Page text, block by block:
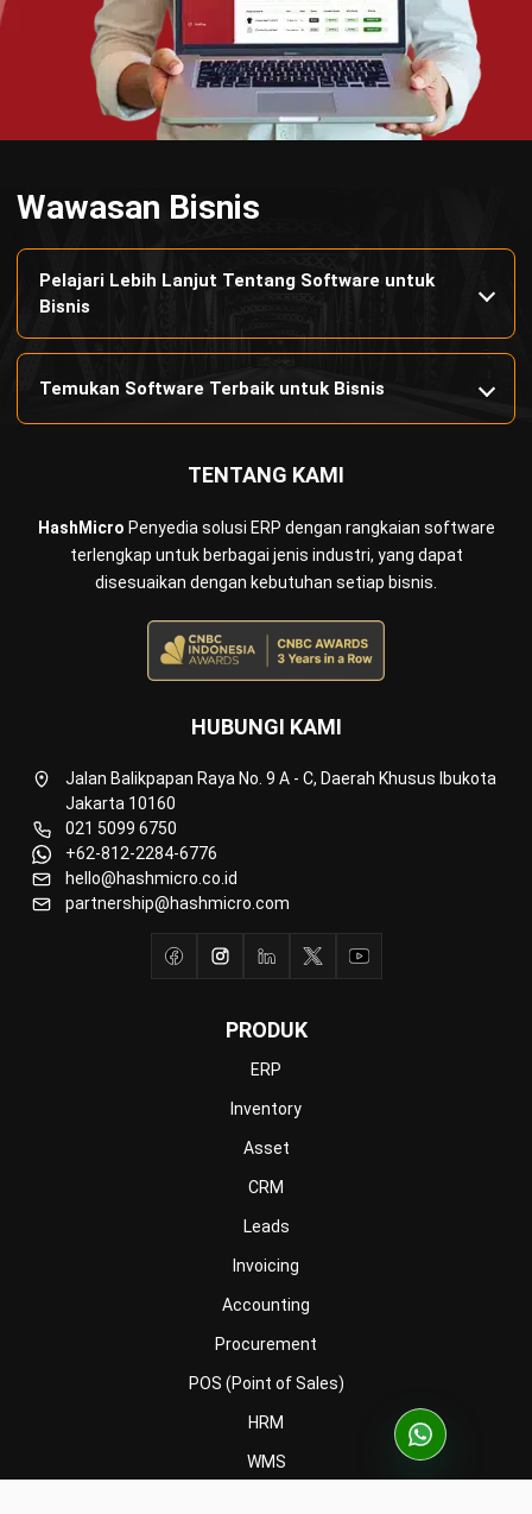
TENTANG KAMI
HashMicro Penyedia solusi ERP dengan rangkaian software
terlengkap untuk berbagai jenis industri, yang dapat
disesuaikan dengan kebutuhan setiap bisnis.
PRODUK
ERP
Inventory
Asset
CRM
Leads
Invoicing
Accounting
Procurement
POS (Point of Sales)
HRM
WMS
HUBUNGI KAMI
Jalan Balikpapan Raya No. 9 A - C, Daerah Khusus Ibukota
Jakarta 10160
021 5099 6750
+62-812-2284-6776
hello@hashmicro.co.id
partnership@hashmicro.com
Wawasan Bisnis
Pelajari Lebih Lanjut Tentang Software untuk
Bisnis
Temukan Software Terbaik untuk Bisnis